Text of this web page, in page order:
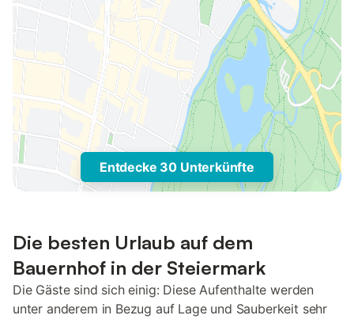
Entdecke 30 Unterkünfte
Die besten Urlaub auf dem
Bauernhof in der Steiermark
Die Gäste sind sich einig: Diese Aufenthalte werden
unter anderem in Bezug auf Lage und Sauberkeit sehr